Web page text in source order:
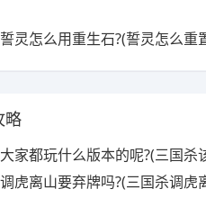
灵怎么用重生石?(誓灵怎么重
略
都玩什么版本的呢?(三国杀该玩哪个
离山要弃牌吗?(三国杀调虎离山有什